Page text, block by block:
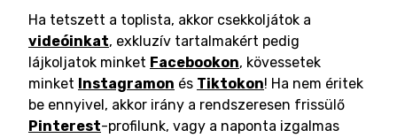
Ha tetszett a toplista, akkor csekkoljátok a
videóinkat, exkluzív tartalmakért pedig
lájkoljatok minket Facebookon, kövessetek
minket Instagramon és Tiktokon! Ha nem éritek
be ennyivel, akkor irány a rendszeresen frissülő
Pinterest-profilunk, vagy a naponta izgalmas